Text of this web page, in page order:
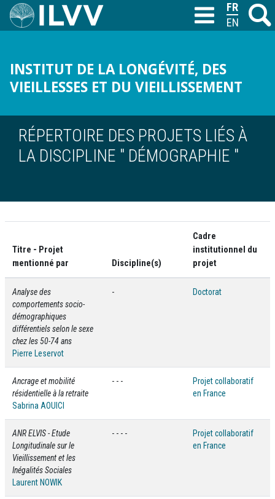
Aller
au
M
INSTITUT DE LA LONGÉVITÉ, DES
VIEILLESSES ET DU VIEILLISSEMENT
T
RÉPERTOIRE DES PROJETS LIÉS À
LA DISCIPLINE " DÉMOGRAPHIE "
Titre - Projet
mentionné par
Discipline(s)
Cadre
institutionnel du
projet
Analyse des
comportements socio-
démographiques
différentiels selon le sexe
chez les 50-74 ans
Pierre Leservot
- Doctorat
Ancrage et mobilité
résidentielle à la retraite
Sabrina AOUICI
- - -
Projet collaboratif
en France
ANR ELVIS - Etude
Longitudinale sur le
Vieillissement et les
Inégalités Sociales
Laurent NOWIK
- - - -
Projet collaboratif
en France
FRANÇAIS
ENGLISH